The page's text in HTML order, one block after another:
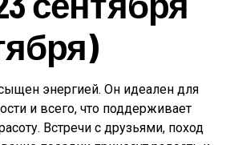
энергией. Он идеален для
и всего, что поддерживает
Встречи с друзьями, поход